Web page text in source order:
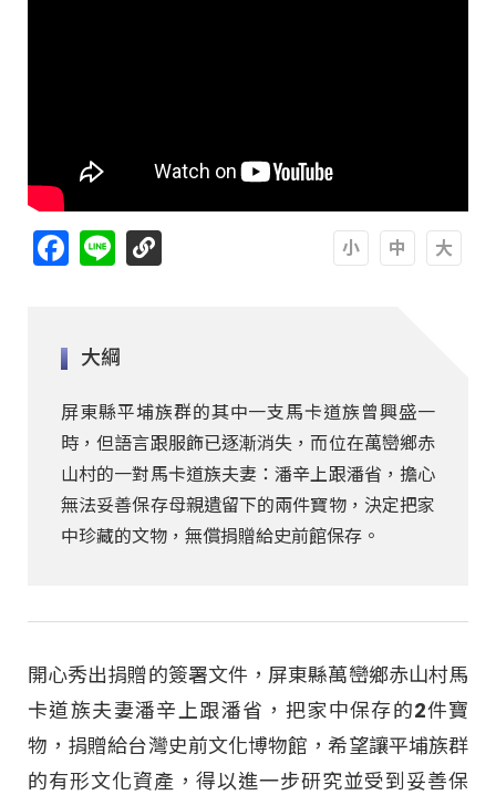
Facebook
Line
大綱
屏東縣平埔族群的其中一支馬卡道族曾興盛一
時，但語言跟服飾已逐漸消失，而位在萬巒鄉赤
山村的一對馬卡道族夫妻：潘辛上跟潘省，擔心
無法妥善保存母親遺留下的兩件寶物，決定把家
中珍藏的文物，無償捐贈給史前館保存。
開心秀出捐贈的簽署文件，屏東縣萬巒鄉赤山村馬
卡道族夫妻潘辛上跟潘省，把家中保存的2件寶
物，捐贈給台灣史前文化博物館，希望讓平埔族群
的有形文化資產，得以進一步研究並受到妥善保